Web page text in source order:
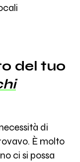
del tuo
di
È molto
ci si possa